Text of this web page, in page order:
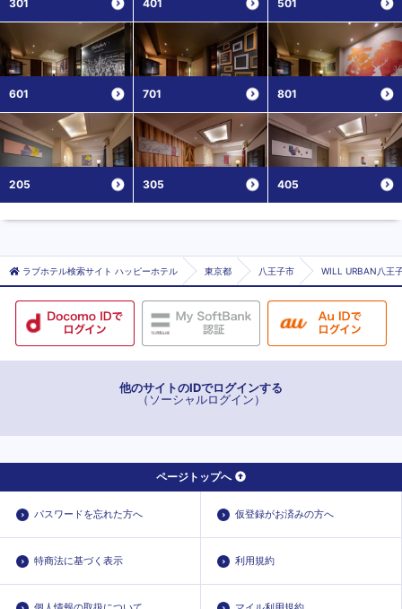
301 401 501
601 701 801
205 305 405
ラブホテル検索サイト ハッピーホテル 東京都 八王子市 WILL URBAN八王
他のサイトのIDでログインする
（ソーシャルログイン）
ページトップへ
パスワードを忘れた方へ 仮登録がお済みの方へ
特商法に基づく表示 利用規約